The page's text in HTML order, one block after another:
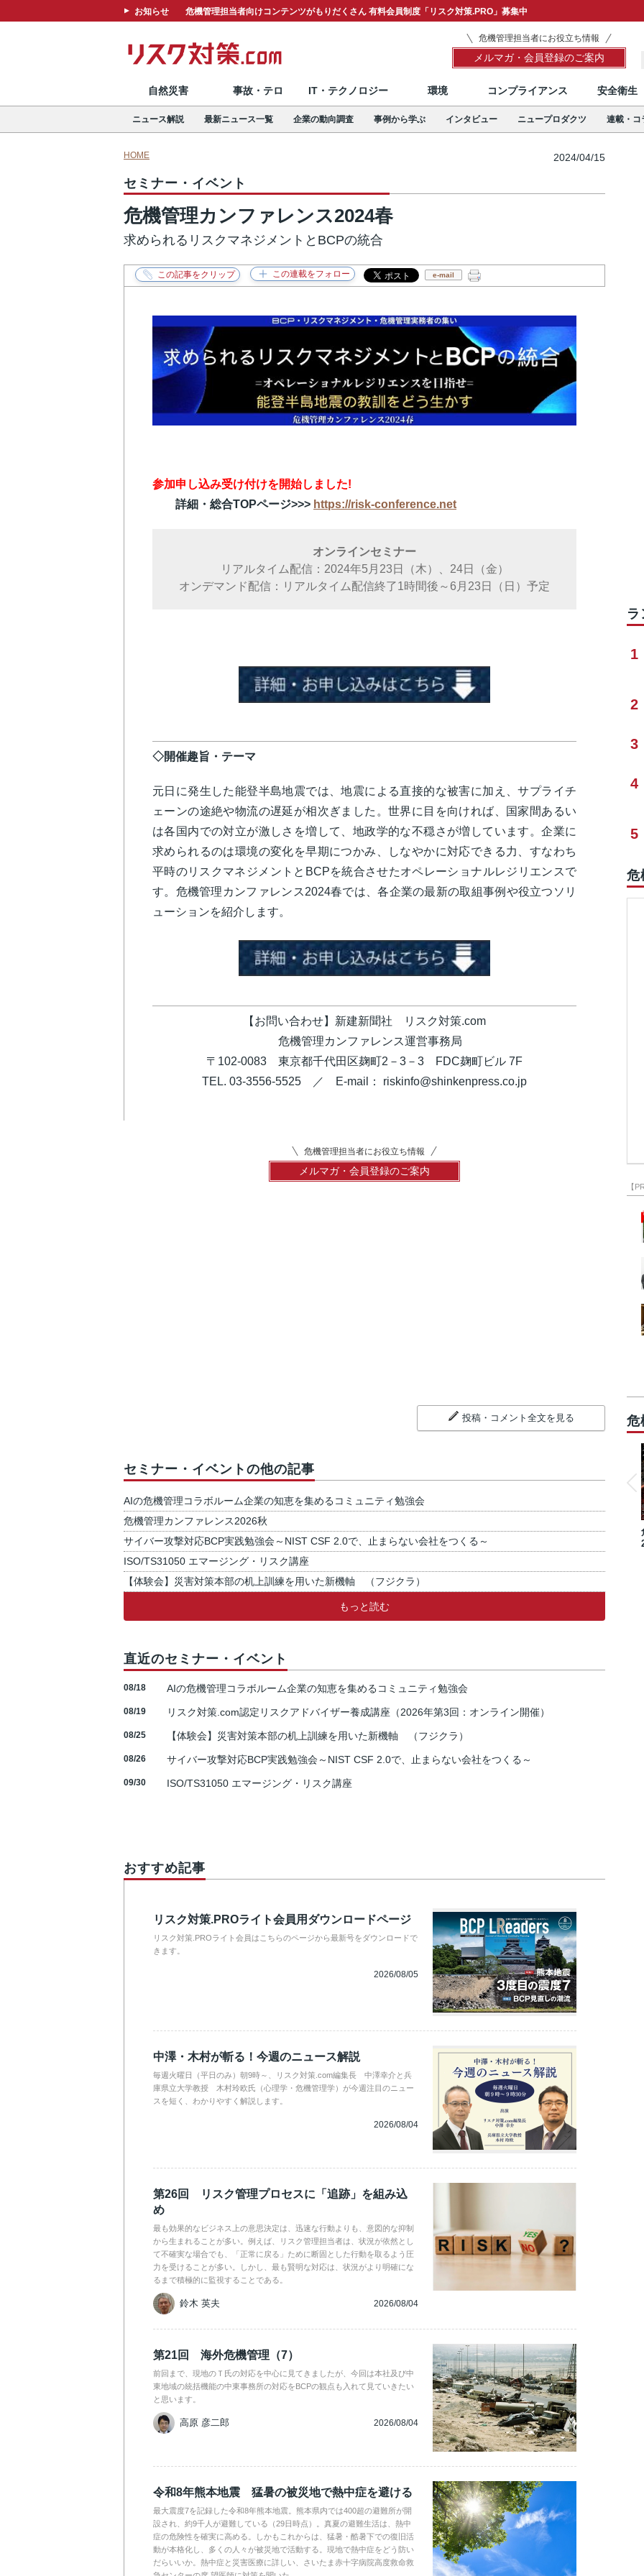
お知らせ 危機管理担当者向けコンテンツがもりだくさん 有料会員制度「リスク対策.PRO」募集中
危機管理担当者にお役立ち情報
メルマガ・会員登録のご案内
自然災害 事故・テロ IT・テクノロジー 環境 コンプライアンス 安全衛生
ニュース解説 最新ニュース一覧 企業の動向調査 事例から学ぶ インタビュー ニュープロダクツ 連載・コ
HOME 2024/04/15
セミナー・イベント
危機管理カンファレンス2024春
求められるリスクマネジメントとBCPの統合
e-mail
参加申し込み受け付けを開始しました!
詳細・総合TOPページ>>> https://risk-conference.net
オンラインセミナー
リアルタイム配信：2024年5月23日（木）、24日（金）
オンデマンド配信：リアルタイム配信終了1時間後～6月23日（日）予定
◇開催趣旨・テーマ
元日に発生した能登半島地震では、地震による直接的な被害に加え、サプライチ
ェーンの途絶や物流の遅延が相次ぎました。世界に目を向ければ、国家間あるい
は各国内での対立が激しさを増して、地政学的な不穏さが増しています。企業に
求められるのは環境の変化を早期につかみ、しなやかに対応できる力、すなわち
平時のリスクマネジメントとBCPを統合させたオペレーショナルレジリエンスで
す。危機管理カンファレンス2024春では、各企業の最新の取組事例や役立つソリ
ューションを紹介します。
【お問い合わせ】新建新聞社 リスク対策.com
危機管理カンファレンス運営事務局
〒102-0083 東京都千代田区麹町2－3－3 FDC麹町ビル 7F
TEL. 03-3556-5525 ／ E-mail： riskinfo@shinkenpress.co.jp
危機管理担当者にお役立ち情報
メルマガ・会員登録のご案内
投稿・コメント全文を見る
セミナー・イベントの他の記事
AIの危機管理コラボルーム企業の知恵を集めるコミュニティ勉強会
危機管理カンファレンス2026秋
サイバー攻撃対応BCP実践勉強会～NIST CSF 2.0で、止まらない会社をつくる～
ISO/TS31050 エマージング・リスク講座
【体験会】災害対策本部の机上訓練を用いた新機軸 （フジクラ）
もっと読む
直近のセミナー・イベント
08/18 AIの危機管理コラボルーム企業の知恵を集めるコミュニティ勉強会
08/19 リスク対策.com認定リスクアドバイザー養成講座（2026年第3回：オンライン開催）
08/25 【体験会】災害対策本部の机上訓練を用いた新機軸 （フジクラ）
08/26 サイバー攻撃対応BCP実践勉強会～NIST CSF 2.0で、止まらない会社をつくる～
09/30 ISO/TS31050 エマージング・リスク講座
おすすめ記事
リスク対策.PROライト会員用ダウンロードページ
リスク対策.PROライト会員はこちらのページから最新号をダウンロードで
きます。
2026/08/05
中澤・木村が斬る！今週のニュース解説
毎週火曜日（平日のみ）朝9時～、リスク対策.com編集長 中澤幸介と兵
庫県立大学教授 木村玲欧氏（心理学・危機管理学）が今週注目のニュー
スを短く、わかりやすく解説します。
2026/08/04
第26回 リスク管理プロセスに「追跡」を組み込
め
最も効果的なビジネス上の意思決定は、迅速な行動よりも、意図的な抑制
から生まれることが多い。例えば、リスク管理担当者は、状況が依然とし
て不確実な場合でも、「正常に戻る」ために断固とした行動を取るよう圧
力を受けることが多い。しかし、最も賢明な対応は、状況がより明確にな
るまで積極的に監視することである。
鈴木 英夫 2026/08/04
第21回 海外危機管理（7）
前回まで、現地のＴ氏の対応を中心に見てきましたが、今回は本社及び中
東地域の統括機能の中東事務所の対応をBCPの観点も入れて見ていきたい
と思います。
高原 彦二郎 2026/08/04
令和8年熊本地震 猛暑の被災地で熱中症を避ける
最大震度7を記録した令和8年熊本地震。熊本県内では400超の避難所が開
設され、約9千人が避難している（29日時点）。真夏の避難生活は、熱中
症の危険性を確実に高める。しかもこれからは、猛暑・酷暑下での復旧活
動が本格化し、多くの人々が被災地で活動する。現地で熱中症をどう防い
だらいいか。熱中症と災害医療に詳しい、さいたま赤十字病院高度救命救
1
2
3
4
5
危
【
危